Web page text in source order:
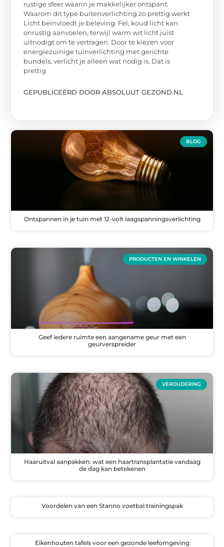
rustige sfeer waarin je makkelijker ontspant.
Waarom dit type buitenverlichting zo prettig werkt
Licht beïnvloedt je beleving. Fel, koud licht kan
onrustig aanvoelen, terwijl warm wit licht juist
uitnodigt om te vertragen. Door te kiezen voor
energiezuinige tuinverlichting met gerichte
bundels, verlicht je alleen wat nodig is. Dat is
prettig
GEPUBLICEERD DOOR ABSOLUUT GEZOND.NL
BLOG
Ontspannen in je tuin met 12-volt laagspanningsverlichting
PRODUCTEN EN WINKELEN
Geef iedere ruimte een aangename geur met een
geurverspreider
VEROUDERING
Haaruitval aanpakken: wat een haartransplantatie vandaag
de dag kan betekenen
Voordelen van een Stanno voetbal trainingspak
Eikenhouten tafels voor een gezonde leefomgeving